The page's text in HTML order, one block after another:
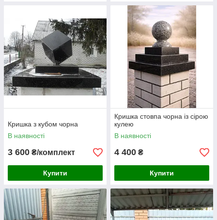
Кришка з кубом чорна
В наявності
3 600 ₴/комплект
Купити
Кришка стовпа чорна із сірою
кулею
В наявності
4 400 ₴
Купити